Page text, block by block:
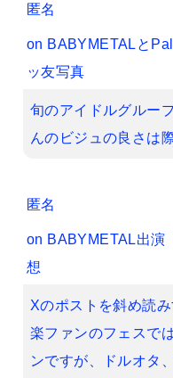
匿名
on BABYMETALと
ッ友写真
旬のアイドルグルー
んのビジュの良さは
匿名
on BABYMETAL出演
想
Xのポストを斜め読
楽ファンのフェスで
ンですが、ドルオタ